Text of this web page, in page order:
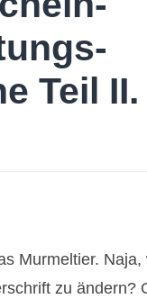
Teil II.
Murmeltier.
zu ändern?